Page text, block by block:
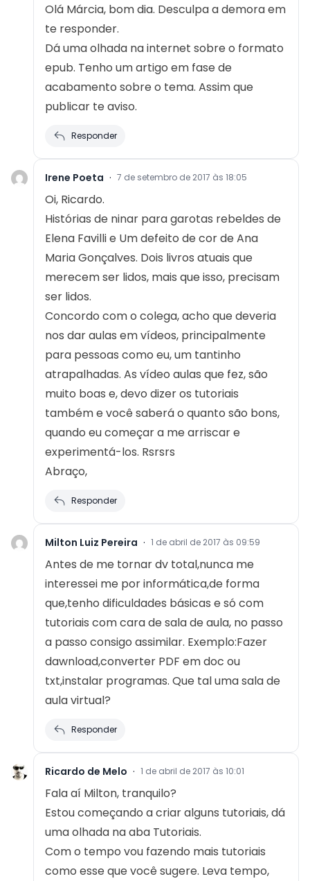
Olá Márcia, bom dia. Desculpa a demora em
te responder.
Dá uma olhada na internet sobre o formato
epub. Tenho um artigo em fase de
acabamento sobre o tema. Assim que
publicar te aviso.
Responder
Irene Poeta · 7 de setembro de 2017 às 18:05
Oi, Ricardo.
Histórias de ninar para garotas rebeldes de
Elena Favilli e Um defeito de cor de Ana
Maria Gonçalves. Dois livros atuais que
merecem ser lidos, mais que isso, precisam
ser lidos.
Concordo com o colega, acho que deveria
nos dar aulas em vídeos, principalmente
para pessoas como eu, um tantinho
atrapalhadas. As vídeo aulas que fez, são
muito boas e, devo dizer os tutoriais
também e você saberá o quanto são bons,
quando eu começar a me arriscar e
experimentá-los. Rsrsrs
Abraço,
Responder
Milton Luiz Pereira · 1 de abril de 2017 às 09:59
Antes de me tornar dv total,nunca me
interessei me por informática,de forma
que,tenho dificuldades básicas e só com
tutoriais com cara de sala de aula, no passo
a passo consigo assimilar. Exemplo:Fazer
dawnload,converter PDF em doc ou
txt,instalar programas. Que tal uma sala de
aula virtual?
Responder
Ricardo de Melo · 1 de abril de 2017 às 10:01
Fala aí Milton, tranquilo?
Estou começando a criar alguns tutoriais, dá
uma olhada na aba Tutoriais.
Com o tempo vou fazendo mais tutoriais
como esse que você sugere. Leva tempo,